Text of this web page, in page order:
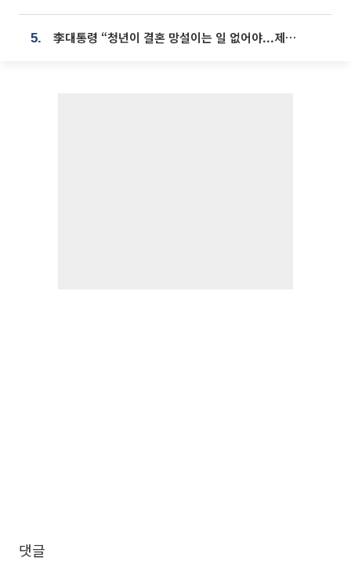
5. 李대통령 “청년이 결혼 망설이는 일 없어야...제도상 불이익 조사”
댓글